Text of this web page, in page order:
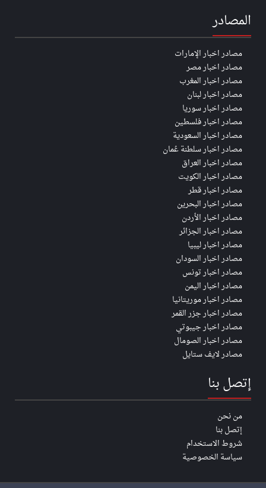
المصادر
مصادر اخبار الإمارات
مصادر اخبار مصر
مصادر اخبار المغرب
مصادر اخبار لبنان
مصادر اخبار سوريا
مصادر اخبار فلسطين
مصادر اخبار السعودية
مصادر اخبار سلطنة عُمان
مصادر اخبار العراق
مصادر اخبار الكويت
مصادر اخبار قطر
مصادر اخبار البحرين
مصادر اخبار الأردن
مصادر اخبار الجزائر
مصادر اخبار ليبيا
مصادر اخبار السودان
مصادر اخبار تونس
مصادر اخبار اليمن
مصادر اخبار موريتانيا
مصادر اخبار جزر القمر
مصادر اخبار جيبوتي
مصادر اخبار الصومال
مصادر لايف ستايل
إتصل بنا
من نحن
إتصل بنا
شروط الاستخدام
سياسة الخصوصية